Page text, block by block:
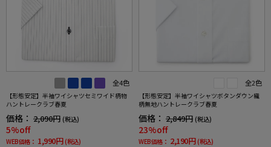
全4色
【形態安定】半袖ワイシャツセミワイド柄物
ハントレークラブ春夏
価格： 2,090円 (税込)
5%off
WEB価格： 1,990円 (税込)
全2色
【形態安定】半袖ワイシャツボタンダウン織
柄無地ハントレークラブ春夏
価格： 2,849円 (税込)
23%off
WEB価格： 2,190円 (税込)